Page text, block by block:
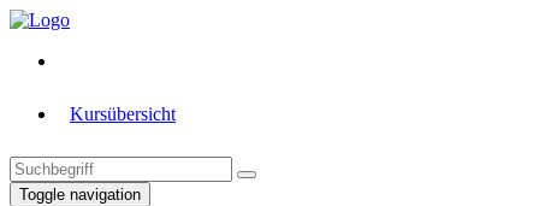
Kursübersicht
Toggle navigation